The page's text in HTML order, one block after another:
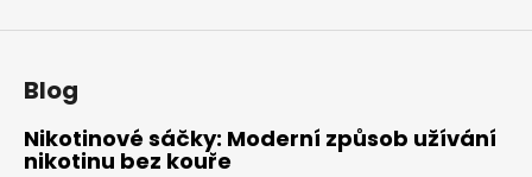
Blog
Nikotinové sáčky: Moderní způsob užívání
nikotinu bez kouře